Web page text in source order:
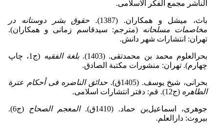
الناشر مجمع الفکر الاسلامی.
باث، میشل و همکاران‌. (1387‌).
حقوق بشر دوستانه در
مخاصمات مسلحانه (مترجم: سیدقاسم زمانی و همکاران).
تهران: انتشارات شهر دانش.
بحرالعلوم محمد بن محمدتقی‌. (1403). بلغة الفقیه
(ج1‌، چاپ
چهارم). تهران: منشورات مکتبة الصادق.
بحرانی، شیخ یوسف‌. (1405‌ق).
حدائق الناضره فی أحکام عترة
الطاهره (ج12). قم: دفتر انتشارات اسلامی.
جوهری، اسماعیل‌بن حماد‌. (1410‌ق). المعجم الصحاح
(ج6‌).
‌بیروت: دارالعلم.